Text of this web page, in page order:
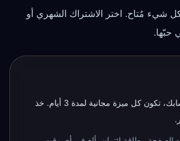
3 أيام، كل شيء مُتاح. اختر الاشتراك الشهري أو
حبّها.
منذ يوم إنشاء حسابك، تكون كل ميزة مجانية لمدة 3 أيام. خذ